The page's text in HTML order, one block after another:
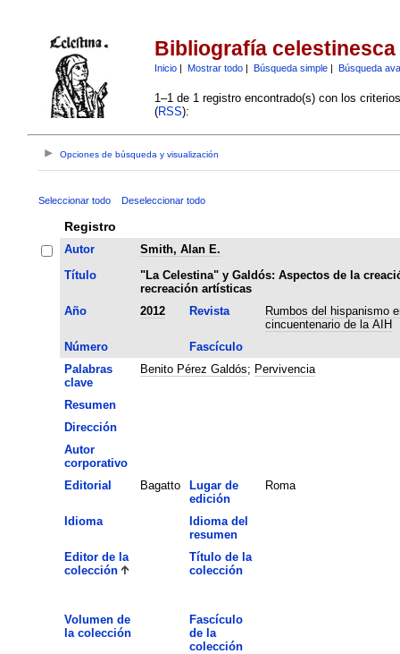
Bibliografía celestinesca
Inicio| Mostrar todo| Búsqueda simple| Búsqueda
1–1 de 1 registro encontrado(s) con los
(RSS):
Opciones de búsqueda y visualización
Seleccionar todo Deseleccionar todo
Registro
Autor
Smith, Alan E.
Título
"La Celestina" y Galdós: Aspectos de la
recreación artísticas
Año
2012 Revista
Rumbos del hispanismo
cincuentenario de la AIH
Número
Fascículo
Palabras
clave
Benito Pérez Galdós; Pervivencia
Resumen
Dirección
Autor
corporativo
Editorial
Bagatto
Lugar de
edición
Roma
Idioma
Idioma del
resumen
Editor de la
colección
Título de la
colección
Volumen de
la colección
Fascículo
de la
colección